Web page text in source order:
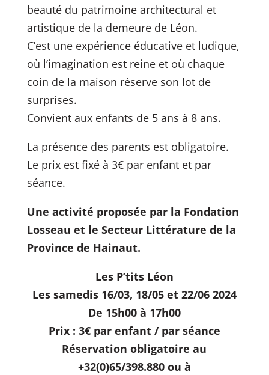
beauté du patrimoine architectural et
artistique de la demeure de Léon.
C’est une expérience éducative et ludique,
où l’imagination est reine et où chaque
coin de la maison réserve son lot de
surprises.
Convient aux enfants de 5 ans à 8 ans.
La présence des parents est obligatoire.
Le prix est fixé à 3€ par enfant et par
séance.
Une activité proposée par la Fondation
Losseau et le Secteur Littérature de la
Province de Hainaut.
Les P’tits Léon
Les samedis 16/03, 18/05 et 22/06 2024
De 15h00 à 17h00
Prix : 3€ par enfant / par séance
Réservation obligatoire au
+32(0)65/398.880 ou à